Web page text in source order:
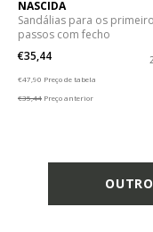
NASCIDA
Sandálias para os
passos com fecho
€35,44
€47,90 Preço de tabela
€35,44 Preço anterior